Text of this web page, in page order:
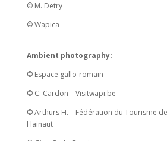
© M. Detry
© Wapica
Ambient photography:
© Espace gallo-romain
© C. Cardon – Visitwapi.be
© Arthurs H. – Fédération du Tourisme
Hainaut